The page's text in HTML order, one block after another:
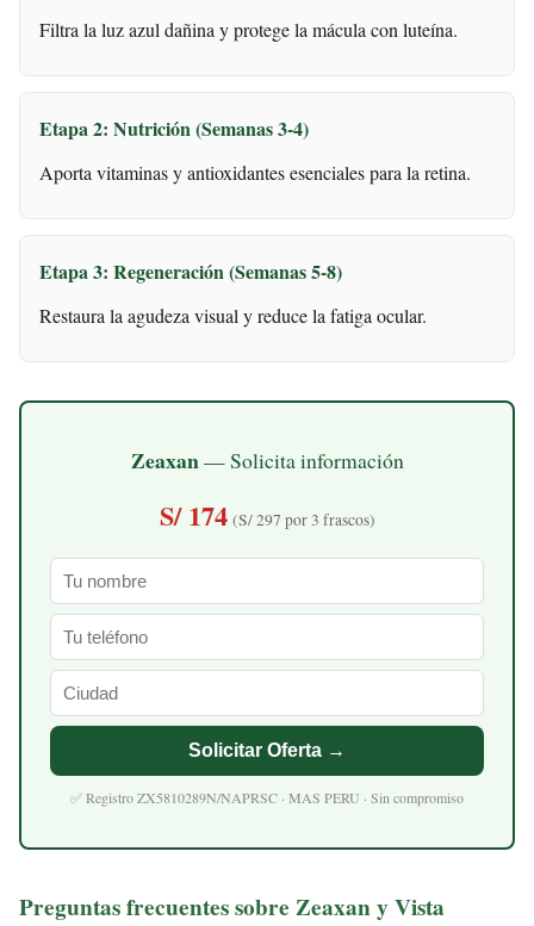
Filtra la luz azul dañina y protege la mácula con luteína.
Etapa 2: Nutrición (Semanas 3-4)
Aporta vitaminas y antioxidantes esenciales para la retina.
Etapa 3: Regeneración (Semanas 5-8)
Restaura la agudeza visual y reduce la fatiga ocular.
Zeaxan— Solicita información
S/ 174 (S/ 297 por 3 frascos)
Solicitar Oferta →
✅ Registro ZX5810289N/NAPRSC · MAS PERU · Sin compromiso
Preguntas frecuentes sobre Zeaxan y Vista